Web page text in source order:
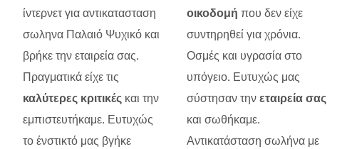
ίντερνετ για αντικατασταση
σωληνα Παλαιό Ψυχικό και
βρήκε την εταιρεία σας.
Πραγματικά είχε τις
καλύτερες κριτικές και την
εμπιστευτήκαμε. Ευτυχώς
το ένστικτό μας βγήκε
οικοδομή που δεν είχε
συντηρηθεί για χρόνια.
Οσμές και υγρασία στο
υπόγειο. Ευτυχώς μας
σύστησαν τηνεταιρεία σας
και σωθήκαμε.
Αντικατάσταση σωλήνα με